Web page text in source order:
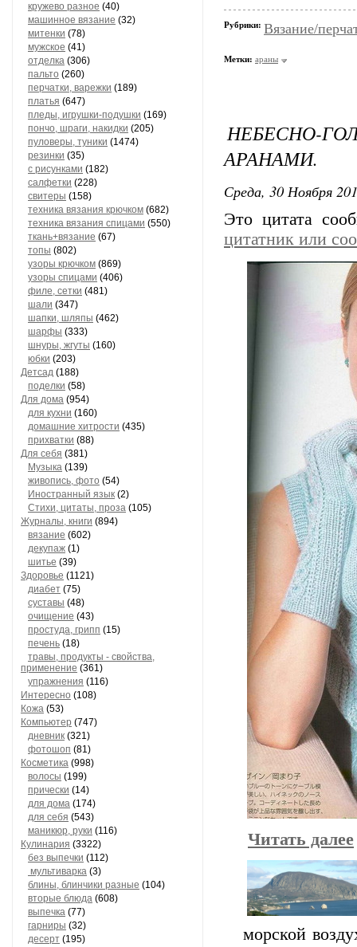
кружево разное (40)
машинное вязание (32)
митенки (78)
мужское (41)
отделка (306)
пальто (260)
перчатки, варежки (189)
платья (647)
пледы, игрушки-подушки (169)
пончо, шраги, накидки (205)
пуловеры, туники (1474)
резинки (35)
с рисунками (182)
салфетки (228)
свитеры (158)
техника вязания крючком (682)
техника вязания спицами (550)
ткань+вязание (67)
топы (802)
узоры крючком (869)
узоры спицами (406)
филе, сетки (481)
шали (347)
шапки, шляпы (462)
шарфы (333)
шнуры, жгуты (160)
юбки (203)
Детсад (188)
поделки (58)
Для дома (954)
для кухни (160)
домашние хитрости (435)
прихватки (88)
Для себя (381)
Музыка (139)
живопись, фото (54)
Иностранный язык (2)
Стихи, цитаты, проза (105)
Журналы, книги (894)
вязание (602)
декупаж (1)
шитье (39)
Здоровье (1121)
диабет (75)
суставы (48)
очищение (43)
простуда, грипп (15)
печень (18)
травы, продукты - свойства,
применение (361)
упражнения (116)
Интересно (108)
Кожа (53)
Компьютер (747)
дневник (321)
фотошоп (81)
Косметика (998)
волосы (199)
прически (14)
для дома (174)
для себя (543)
маникюр, руки (116)
Кулинария (3322)
без выпечки (112)
мультиварка (3)
блины, блинчики разные (104)
вторые блюда (608)
выпечка (77)
гарниры (32)
десерт (195)
Рубрики: Вязание/
Метки: араны
НЕБЕСНО-
АРАНАМИ.
Среда, 30 Ноября
Это цитата
цитатник или
Читать далее
морской